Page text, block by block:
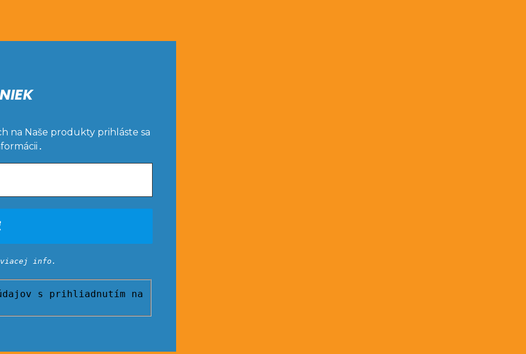
na Naše produkty prihláste sa
.
info.
s prihliadnutím na